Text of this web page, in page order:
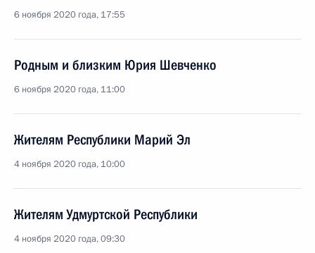
6 ноября 2020 года, 17:55
Родным и близким Юрия Шевченко
6 ноября 2020 года, 11:00
Жителям Республики Марий Эл
4 ноября 2020 года, 10:00
Жителям Удмуртской Республики
4 ноября 2020 года, 09:30